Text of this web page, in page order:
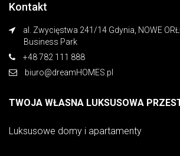
Kontakt
al. Zwycięstwa 241/14 Gdynia, NOWE
Business Park
+48 782 111 888
biuro@dreamHOMES.pl
TWOJA WŁASNA LUKSUSOWA
Luksusowe domy i apartamenty